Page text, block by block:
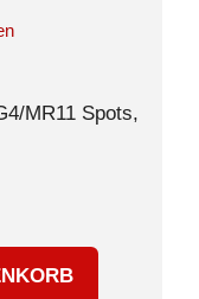
MR11 Spots,